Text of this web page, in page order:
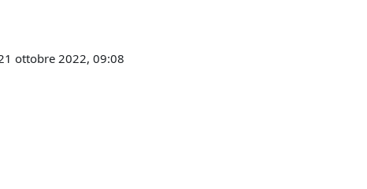
ottobre 2022, 09:08